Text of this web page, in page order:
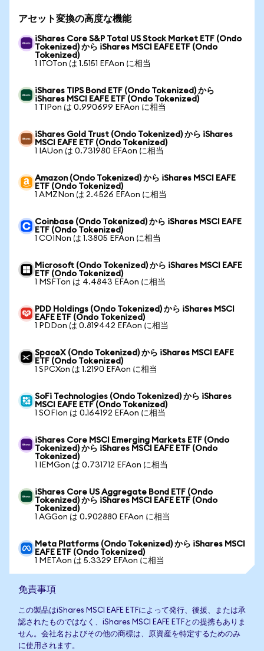
アセット変換の高度な機能
iShares Core S&P Total US Stock Market ETF (Ondo
Tokenized) から iShares MSCI EAFE ETF (Ondo
Tokenized)
1 ITOTon は 1.5151 EFAon に相当
iShares TIPS Bond ETF (Ondo Tokenized) から
iShares MSCI EAFE ETF (Ondo Tokenized)
1 TIPon は 0.990699 EFAon に相当
iShares Gold Trust (Ondo Tokenized) から iShares
MSCI EAFE ETF (Ondo Tokenized)
1 IAUon は 0.731980 EFAon に相当
Amazon (Ondo Tokenized) から iShares MSCI EAFE
ETF (Ondo Tokenized)
1 AMZNon は 2.4526 EFAon に相当
Coinbase (Ondo Tokenized) から iShares MSCI EAFE
ETF (Ondo Tokenized)
1 COINon は 1.3805 EFAon に相当
Microsoft (Ondo Tokenized) から iShares MSCI EAFE
ETF (Ondo Tokenized)
1 MSFTon は 4.4843 EFAon に相当
PDD Holdings (Ondo Tokenized) から iShares MSCI
EAFE ETF (Ondo Tokenized)
1 PDDon は 0.819442 EFAon に相当
SpaceX (Ondo Tokenized) から iShares MSCI EAFE
ETF (Ondo Tokenized)
1 SPCXon は 1.2190 EFAon に相当
SoFi Technologies (Ondo Tokenized) から iShares
MSCI EAFE ETF (Ondo Tokenized)
1 SOFIon は 0.164192 EFAon に相当
iShares Core MSCI Emerging Markets ETF (Ondo
Tokenized) から iShares MSCI EAFE ETF (Ondo
Tokenized)
1 IEMGon は 0.731712 EFAon に相当
iShares Core US Aggregate Bond ETF (Ondo
Tokenized) から iShares MSCI EAFE ETF (Ondo
Tokenized)
1 AGGon は 0.902880 EFAon に相当
Meta Platforms (Ondo Tokenized) から iShares MSCI
EAFE ETF (Ondo Tokenized)
1 METAon は 5.3329 EFAon に相当
免責事項
この製品はiShares MSCI EAFE ETFによって発行、後援、または承
認されたものではなく、iShares MSCI EAFE ETFとの提携もありま
せん。会社名およびその他の商標は、原資産を特定するためのみ
に使用されます。